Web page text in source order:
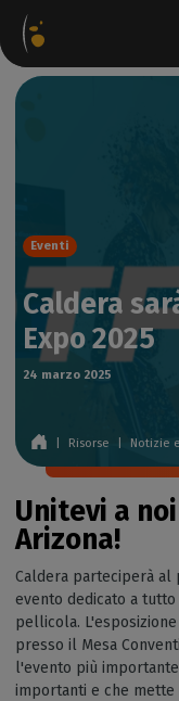
Eventi
Caldera
Expo 2025
24 marzo 2025
Risorse Notizie
Unitevi a
Arizona!
Caldera parteciperà al
evento dedicato a
pellicola.
presso il Mesa
l'evento più
importanti e che